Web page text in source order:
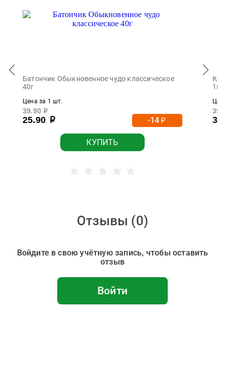
Батончик Обыкновенное чудо классическое
40г
Цена за 1 шт.
39.90 р
25.90 р -14р
КУПИТЬ
1кг
Отзывы (0)
Войдите в свою учётную запись, чтобы оставить
отзыв
Войти